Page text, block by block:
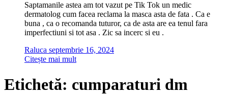
Saptamanile astea am tot vazut pe Tik Tok un medic
dermatolog cum facea reclama la masca asta de fata . Ca e
buna , ca o recomanda tuturor, ca de asta are ea tenul fara
imperfectiuni si tot asa . Zic sa incerc si eu .
Raluca septembrie 16, 2024
Citește mai mult
Etichetă: cumparaturi dm